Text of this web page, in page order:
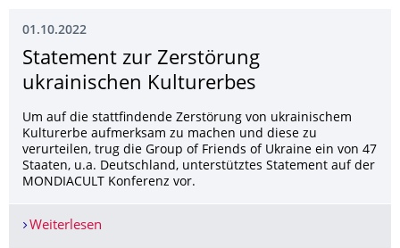
01.10.2022
Statement zur Zerstörung
ukrainischen Kulturerbes
Um auf die stattfindende Zerstörung von ukrainischem
Kulturerbe aufmerksam zu machen und diese zu
verurteilen, trug die Group of Friends of Ukraine ein von 47
Staaten, u.a. Deutschland, unterstütztes Statement auf der
MONDIACULT Konferenz vor.
Weiterlesen